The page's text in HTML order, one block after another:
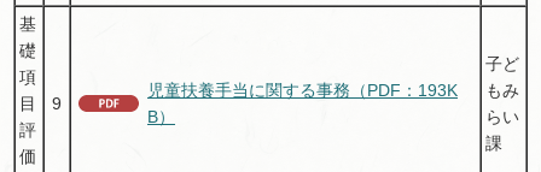
基
礎
項
目
評
価
9
児童扶養手当に関する事務（PDF：193K
B）
子ど
もみ
らい
課